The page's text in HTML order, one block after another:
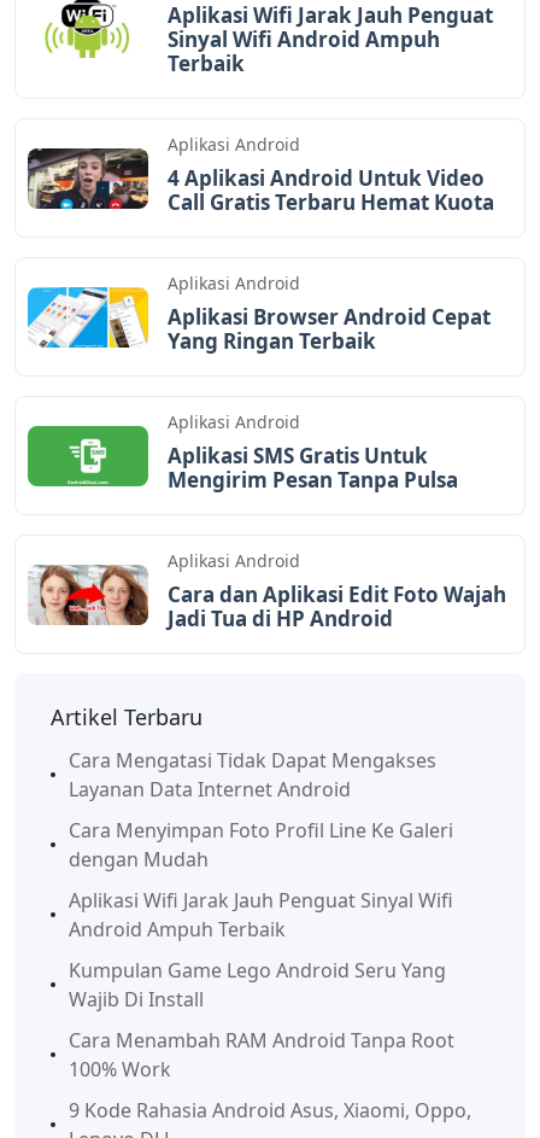
Aplikasi Wifi Jarak Jauh Penguat
Sinyal Wifi Android Ampuh
Terbaik
Aplikasi Android
4 Aplikasi Android Untuk Video
Call Gratis Terbaru Hemat Kuota
Aplikasi Android
Aplikasi Browser Android Cepat
Yang Ringan Terbaik
Aplikasi Android
Aplikasi SMS Gratis Untuk
Mengirim Pesan Tanpa Pulsa
Aplikasi Android
Cara dan Aplikasi Edit Foto Wajah
Jadi Tua di HP Android
Artikel Terbaru
Cara Mengatasi Tidak Dapat Mengakses
Layanan Data Internet Android
Cara Menyimpan Foto Profil Line Ke Galeri
dengan Mudah
Aplikasi Wifi Jarak Jauh Penguat Sinyal Wifi
Android Ampuh Terbaik
Kumpulan Game Lego Android Seru Yang
Wajib Di Install
Cara Menambah RAM Android Tanpa Root
100% Work
9 Kode Rahasia Android Asus, Xiaomi, Oppo,